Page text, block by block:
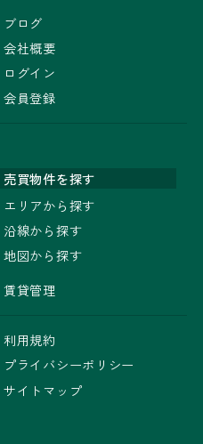
ブログ
会社概要
ログイン
会員登録
売買物件を探す
エリアから探す
沿線から探す
地図から探す
賃貸管理
利用規約
プライバシーポリシー
サイトマップ